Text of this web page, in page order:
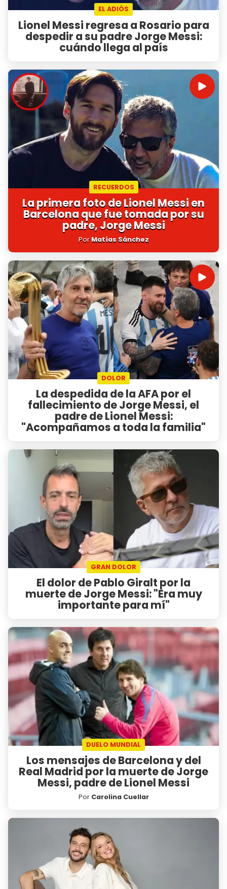
EL ADIÓS
Lionel Messi regresa a Rosario para
despedir a su padre Jorge Messi:
cuándo llega al país
RECUERDOS
La primera foto de Lionel Messi en
Barcelona que fue tomada por su
padre, Jorge Messi
Por Matías Sánchez
DOLOR
La despedida de la AFA por el
fallecimiento de Jorge Messi, el
padre de Lionel Messi:
"Acompañamos a toda la familia"
GRAN DOLOR
El dolor de Pablo Giralt por la
muerte de Jorge Messi: "Era muy
importante para mí"
DUELO MUNDIAL
Los mensajes de Barcelona y del
Real Madrid por la muerte de Jorge
Messi, padre de Lionel Messi
Por Carolina Cuellar